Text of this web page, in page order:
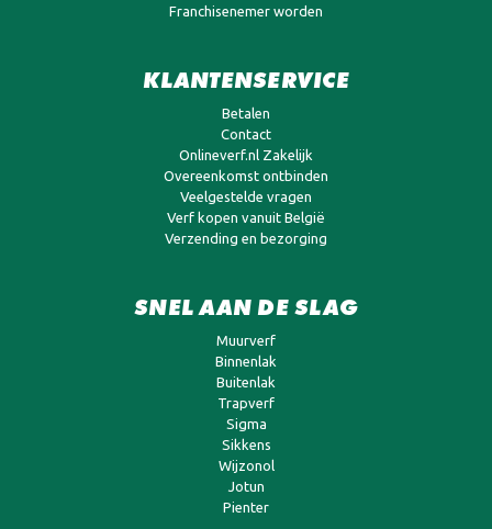
Franchisenemer worden
KLANTENSERVICE
Betalen
Contact
Onlineverf.nl Zakelijk
Overeenkomst ontbinden
Veelgestelde vragen
Verf kopen vanuit België
Verzending en bezorging
SNEL AAN DE SLAG
Muurverf
Binnenlak
Buitenlak
Trapverf
Sigma
Sikkens
Wijzonol
Jotun
Pienter